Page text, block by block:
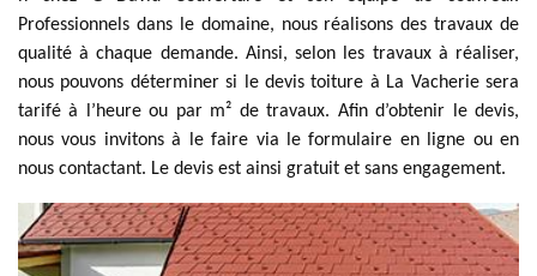
Professionnels dans le domaine, nous réalisons des travaux de
qualité à chaque demande. Ainsi, selon les travaux à réaliser,
nous pouvons déterminer si le devis toiture à La Vacherie sera
tarifé à l’heure ou par m² de travaux. Afin d’obtenir le devis,
nous vous invitons à le faire via le formulaire en ligne ou en
nous contactant. Le devis est ainsi gratuit et sans engagement.